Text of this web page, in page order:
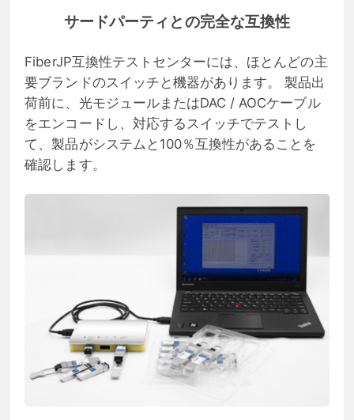
サードパーティとの完全な互換性
FiberJP互換性テストセンターには、ほとんどの主
要ブランドのスイッチと機器があります。 製品出
荷前に、光モジュールまたはDAC / AOCケーブル
をエンコードし、対応するスイッチでテストし
て、製品がシステムと100％互換性があることを
確認します。